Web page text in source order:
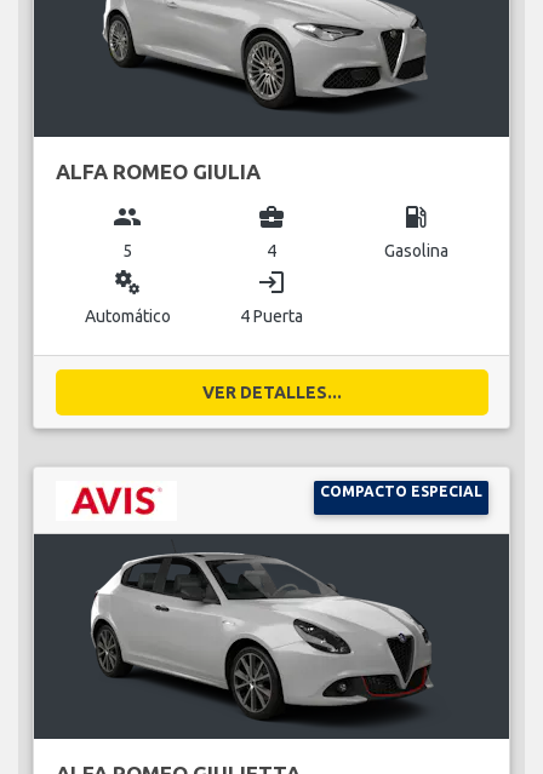
ALFA ROMEO GIULIA
group
5
business_center
4
local_gas_station
Gasolina
miscellaneous_services
Automático
login
4 Puerta
VER DETALLES...
COMPACTO ESPECIAL